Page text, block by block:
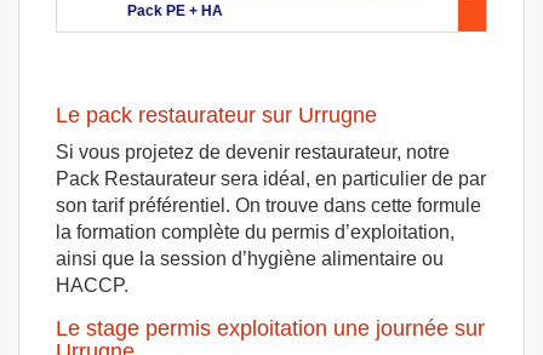
Pack PE + HA
Le pack restaurateur sur Urrugne
Si vous projetez de devenir restaurateur, notre
Pack Restaurateur sera idéal, en particulier de par
son tarif préférentiel. On trouve dans cette formule
la formation complète du permis d’exploitation,
ainsi que la session d’hygiène alimentaire ou
HACCP.
Le stage permis exploitation une journée sur